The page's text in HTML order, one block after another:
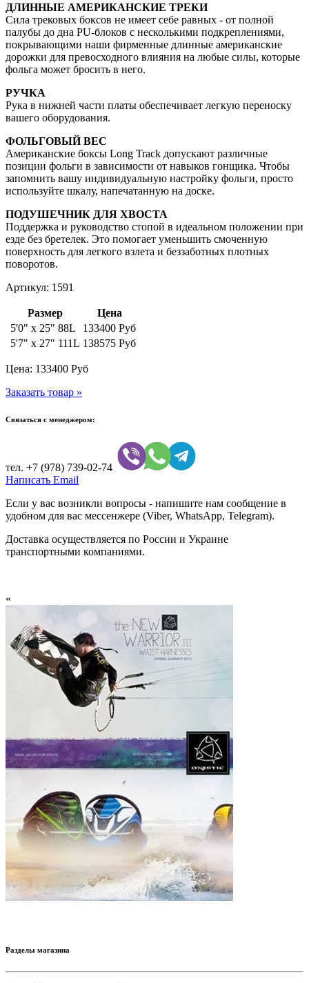
ДЛИННЫЕ АМЕРИКАНСКИЕ ТРЕКИ
Сила трековых боксов не имеет себе равных - от полной
палубы до дна PU-блоков с несколькими подкреплениями,
покрывающими наши фирменные длинные американские
дорожки для превосходного влияния на любые силы, которые
фольга может бросить в него.
РУЧКА
Рука в нижней части платы обеспечивает легкую переноску
вашего оборудования.
ФОЛЬГОВЫЙ ВЕС
Американские боксы Long Track допускают различные
позиции фольги в зависимости от навыков гонщика. Чтобы
запомнить вашу индивидуальную настройку фольги, просто
используйте шкалу, напечатанную на доске.
ПОДУШЕЧНИК ДЛЯ ХВОСТА
Поддержка и руководство стопой в идеальном положении при
езде без бретелек. Это помогает уменьшить смоченную
поверхность для легкого взлета и беззаботных плотных
поворотов.
Артикул: 1591
Размер
Цена
5'0" x 25" 88L
133400 Руб
5'7" x 27" 111L 138575 Руб
Цена: 133400 Руб
Заказать товар »
Связаться с менеджером:
тел. +7 (978) 739-02-74
Написать Email
Если у вас возникли вопросы - напишите нам сообщение в
удобном для вас мессенжере (Viber, WhatsApp, Telegram).
Доставка осуществляется по России и Украине
транспортными компаниями.
«
Разделы магазина